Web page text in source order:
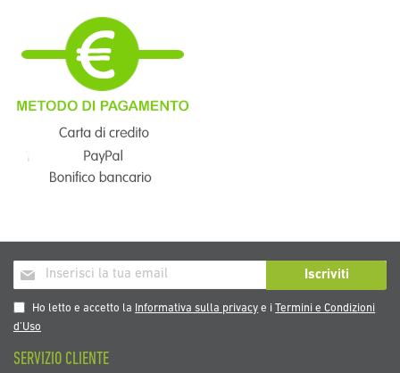
Iscriviti
alla
nostra
Newsletter:
Iscriviti
Ho letto e accetto la Informativa sulla privacy e iTermini e Condizioni
d’Uso
SERVIZIO CLIENTE